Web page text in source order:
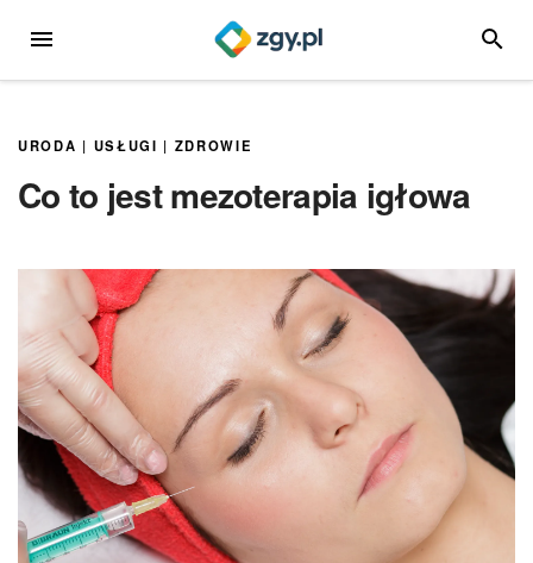
MENU
URODA | USŁUGI | ZDROWIE
Co to jest mezoterapia igłowa